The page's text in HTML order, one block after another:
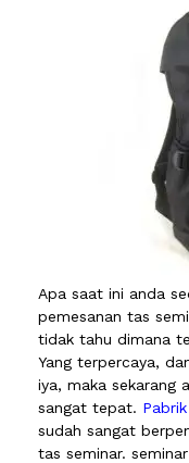
Apa saat ini anda
pemesanan tas
tidak tahu dimana
Yang terpercaya,
iya, maka sekarang
sangat tepat.
sudah sangat
tas seminar.